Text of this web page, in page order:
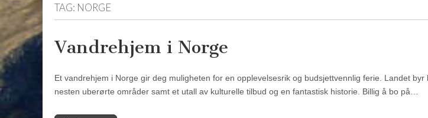
TAG: NORGE
Vandrehjem i Norge
Et vandrehjem i Norge gir deg muligheten for en opplevelsesrik og budsjettvennlig ferie. Landet
nesten uberørte områder samt et utall av kulturelle tilbud og en fantastisk historie. Billig å bo på…